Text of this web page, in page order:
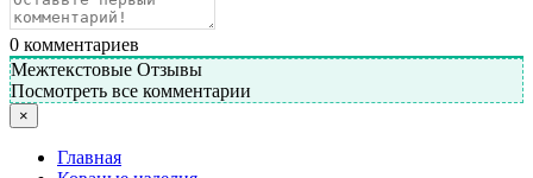
0 комментариев
Межтекстовые Отзывы
Посмотреть все комментарии
×
Главная